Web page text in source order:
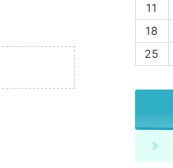
11
18
25